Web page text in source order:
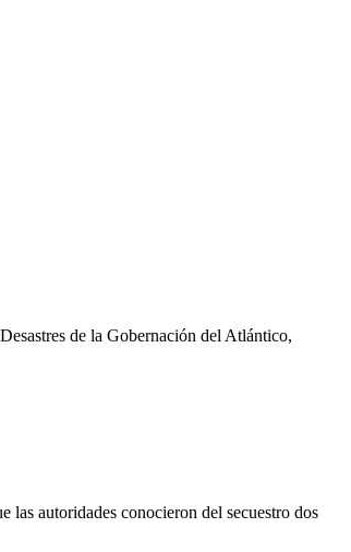
de la Gobernación del Atlántico,
autoridades conocieron del secuestro dos